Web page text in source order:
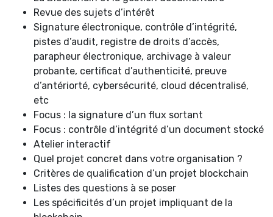
Revue des sujets d’intérêt
Signature électronique, contrôle d’intégrité,
pistes d’audit, registre de droits d’accès,
parapheur électronique, archivage à valeur
probante, certificat d’authenticité, preuve
d’antériorté, cybersécurité, cloud décentralisé,
etc
Focus : la signature d’un flux sortant
Focus : contrôle d’intégrité d’un document stocké
Atelier interactif
Quel projet concret dans votre organisation ?
Critères de qualification d’un projet blockchain
Listes des questions à se poser
Les spécificités d’un projet impliquant de la